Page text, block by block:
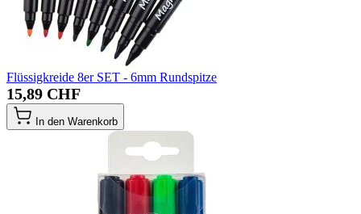
Flüssigkreide 8er SET - 6mm Rundspitze
15,89 CHF
In den Warenkorb